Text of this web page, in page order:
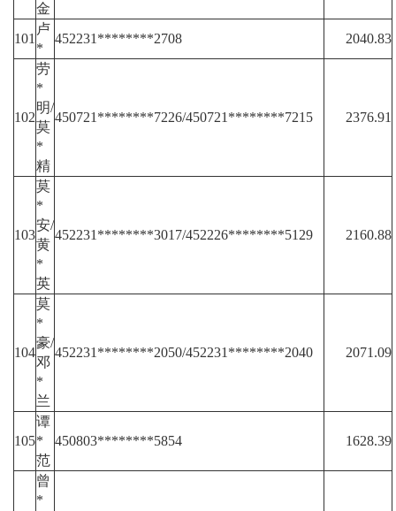
金
101
卢
*
452231********2708 2040.83
102
劳
*
明/
莫
*
精
450721********7226/450721********7215 2376.91
103
莫
*
安/
黄
*
英
452231********3017/452226********5129 2160.88
104
莫
*
豪/
邓
*
兰
452231********2050/452231********2040 2071.09
105
谭
*
范
450803********5854 1628.39
曾
*